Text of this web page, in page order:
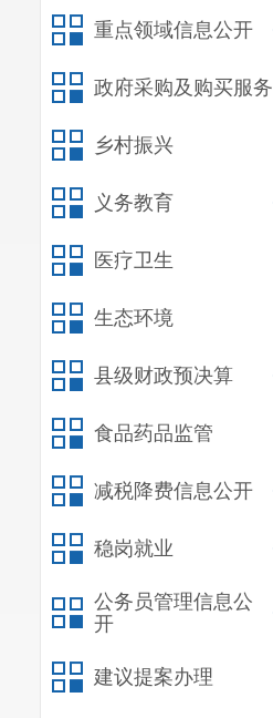
重点领域信息公开
政府采购及购买服务
乡村振兴
义务教育
医疗卫生
生态环境
县级财政预决算
食品药品监管
减税降费信息公开
稳岗就业
公务员管理信息公
开
建议提案办理